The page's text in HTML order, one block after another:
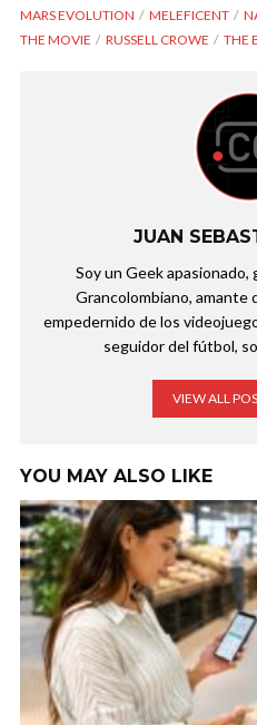
MARS EVOLUTION
MELEFICENT
THE MOVIE
RUSSELL CROWE THE
JUAN
Soy un Geek
Grancolombiano, amante
empedernido de los
seguidor del fútbol,
VIEW ALL
YOU MAY ALSO LIKE